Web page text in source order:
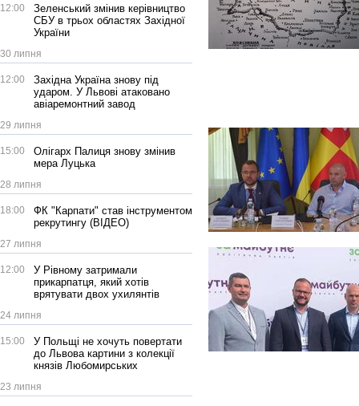
12:00
Зеленський змінив керівництво
СБУ в трьох областях Західної
України
30 липня
12:00
Західна Україна знову під
ударом. У Львові атаковано
авіаремонтний завод
29 липня
15:00
Олігарх Палиця знову змінив
мера Луцька
28 липня
18:00
ФК "Карпати" став інструментом
рекрутингу (ВІДЕО)
27 липня
12:00
У Рівному затримали
прикарпатця, який хотів
врятувати двох ухилянтів
24 липня
15:00
У Польщі не хочуть повертати
до Львова картини з колекції
князів Любомирських
23 липня